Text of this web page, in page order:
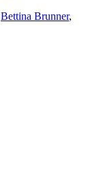
Bettina Brunner,